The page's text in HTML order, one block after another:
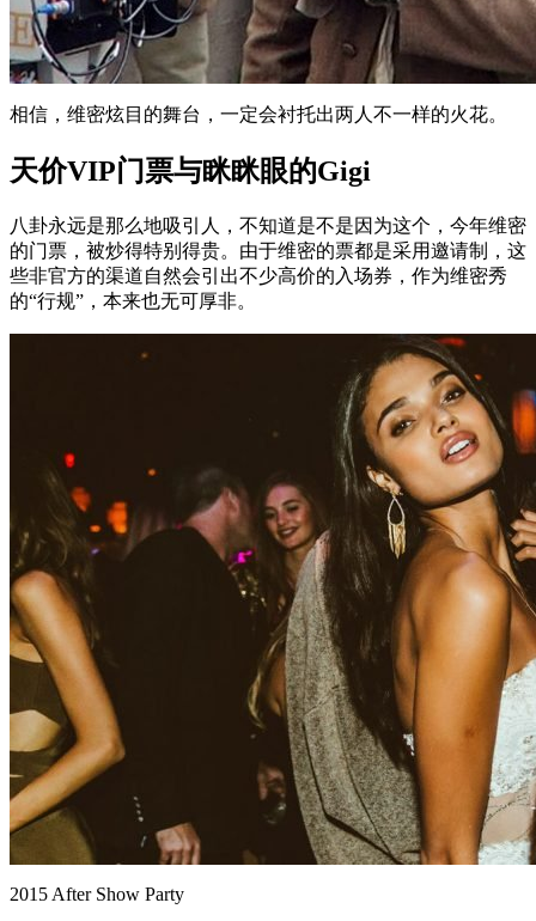
相信，维密炫目的舞台，一定会衬托出两人不一样的火花。
天价VIP门票与眯眯眼的Gigi
八卦永远是那么地吸引人，不知道是不是因为这个，今年维密
的门票，被炒得特别得贵。由于维密的票都是采用邀请制，这
些非官方的渠道自然会引出不少高价的入场券，作为维密秀
的“行规”，本来也无可厚非。
2015 After Show Party